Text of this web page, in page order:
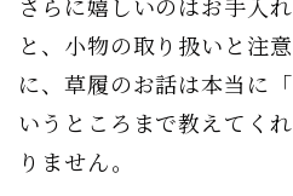
と、小物の取り扱いと注
に、草履のお話は本当に
いうところまで教えてく
りません。